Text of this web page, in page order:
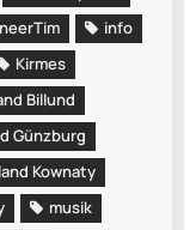
info
Kirmes
Billund
Günzburg
Kownaty
musik